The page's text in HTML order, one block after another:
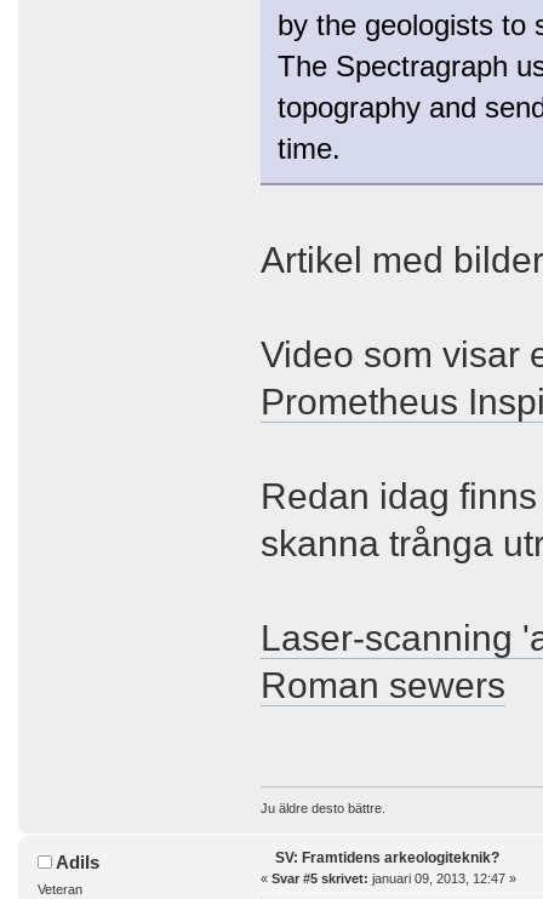
by the geologists to
The Spectragraph
topography and
time.
Artikel med
Video som visar
Prometheus
Redan idag
skanna trånga
Laser-scanning
Roman sewers
Ju äldre desto bättre.
Adils
Veteran
SV: Framtidens arkeologiteknik?
« Svar #5 skrivet: januari 09, 2013, 12:47 »